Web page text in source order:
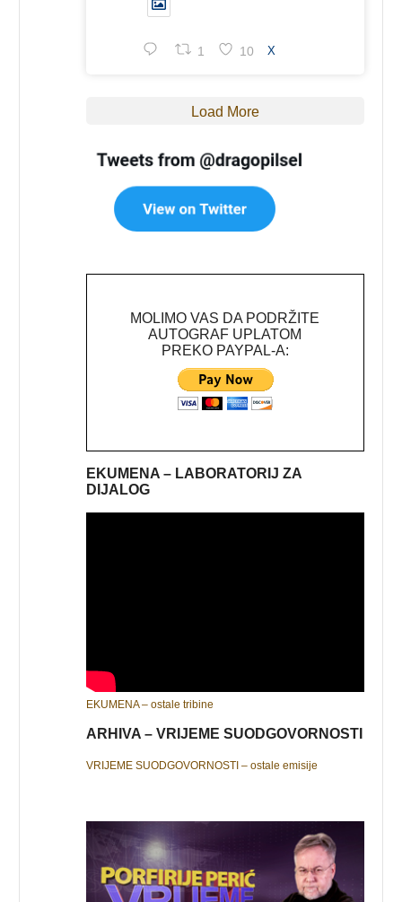
1 10 X
Load More
MOLIMO VAS DA PODRŽITE
AUTOGRAF UPLATOM
PREKO PAYPAL-A:
EKUMENA – LABORATORIJ ZA
DIJALOG
EKUMENA – ostale tribine
ARHIVA – VRIJEME SUODGOVORNOSTI
VRIJEME SUODGOVORNOSTI – ostale emisije